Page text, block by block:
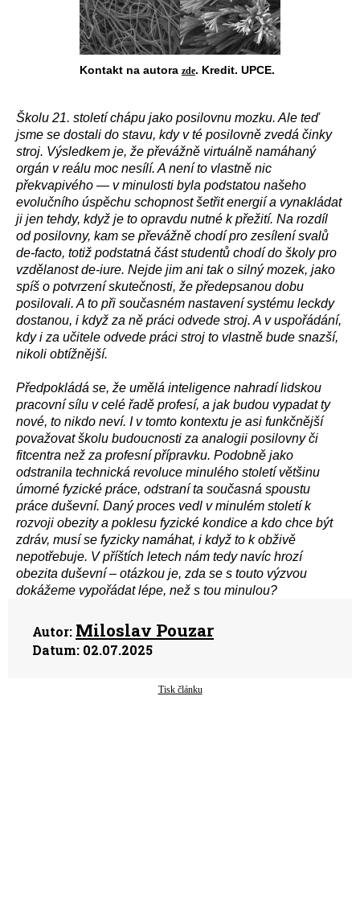
Kontakt na autora zde. Kredit. UPCE.
Školu 21. století chápu jako posilovnu mozku. Ale teď
jsme se dostali do stavu, kdy v té posilovně zvedá činky
stroj. Výsledkem je, že převážně virtuálně namáhaný
orgán v reálu moc nesílí. A není to vlastně nic
překvapivého — v minulosti byla podstatou našeho
evolučního úspěchu schopnost šetřit energií a vynakládat
ji jen tehdy, když je to opravdu nutné k přežití. Na rozdíl
od posilovny, kam se převážně chodí pro zesílení svalů
de-facto, totiž podstatná část studentů chodí do školy pro
vzdělanost de-iure. Nejde jim ani tak o silný mozek, jako
spíš o potvrzení skutečnosti, že předepsanou dobu
posilovali. A to při současném nastavení systému leckdy
dostanou, i když za ně práci odvede stroj. A v uspořádání,
kdy i za učitele odvede práci stroj to vlastně bude snazší,
nikoli obtížnější.
Předpokládá se, že umělá inteligence nahradí lidskou
pracovní sílu v celé řadě profesí, a jak budou vypadat ty
nové, to nikdo neví. I v tomto kontextu je asi funkčnější
považovat školu budoucnosti za analogii posilovny či
fitcentra než za profesní přípravku. Podobně jako
odstranila technická revoluce minulého století většinu
úmorné fyzické práce, odstraní ta současná spoustu
práce duševní. Daný proces vedl v minulém století k
rozvoji obezity a poklesu fyzické kondice a kdo chce být
zdráv, musí se fyzicky namáhat, i když to k obživě
nepotřebuje. V příštích letech nám tedy navíc hrozí
obezita duševní – otázkou je, zda se s touto výzvou
dokážeme vypořádat lépe, než s tou minulou?
Autor: Miloslav Pouzar
Datum: 02.07.2025
Tisk článku